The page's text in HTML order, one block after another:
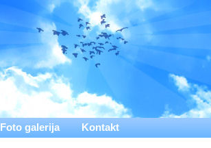
Foto galerija Kontakt